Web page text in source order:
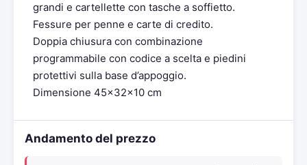
grandi e cartellette con tasche a soffietto.
Fessure per penne e carte di credito.
Doppia chiusura con combinazione
programmabile con codice a scelta e piedini
protettivi sulla base d’appoggio.
Dimensione 45x32x10 cm
Andamento del prezzo